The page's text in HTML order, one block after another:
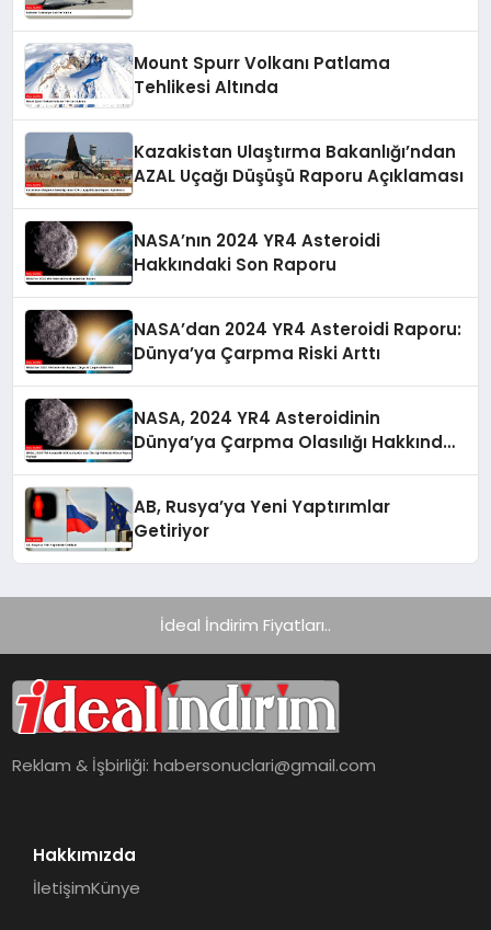
Mount Spurr Volkanı Patlama
Tehlikesi Altında
Kazakistan Ulaştırma Bakanlığı’ndan
AZAL Uçağı Düşüşü Raporu Açıklaması
NASA’nın 2024 YR4 Asteroidi
Hakkındaki Son Raporu
NASA’dan 2024 YR4 Asteroidi Raporu:
Dünya’ya Çarpma Riski Arttı
NASA, 2024 YR4 Asteroidinin
Dünya’ya Çarpma Olasılığı Hakkında
AB, Rusya’ya Yeni Yaptırımlar
Getiriyor
İdeal İndirim Fiyatları..
Reklam & İşbirliği:habersonuclari@gmail.com
Hakkımızda
İletişimKünye